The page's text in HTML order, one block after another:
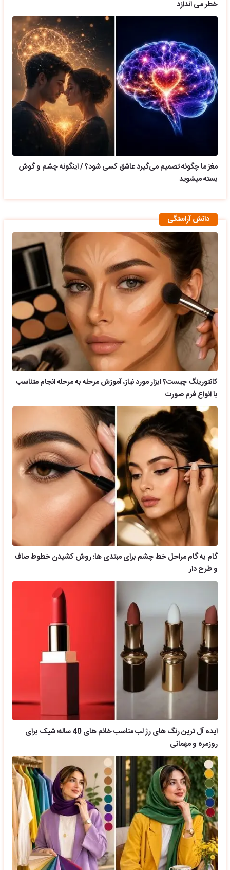
خطر می اندازد
مغز ما چگونه تصمیم می‌گیرد عاشق کسی شود؟ / اینگونه چشم و گوش
بسته میشوید
دانش آراستگی
کانتورینگ چیست؟ ابزار مورد نیاز، آموزش مرحله به مرحله انجام متناسب
با انواع فرم صورت
گام به گام مراحل خط چشم برای مبتدی ها؛ روش کشیدن خطوط صاف
و طرح دار
ایده آل ترین رنگ های رژ لب مناسب خانم های 40 ساله؛ شیک برای
روزمره و مهمانی